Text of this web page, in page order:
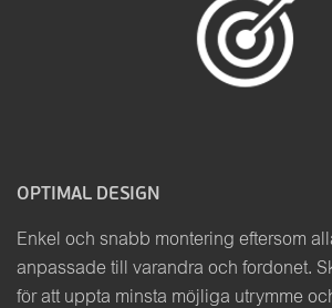
OPTIMAL DESIGN
Enkel och snabb montering eftersom
anpassade till varandra och fordonet.
för att uppta minsta möjliga utrymme